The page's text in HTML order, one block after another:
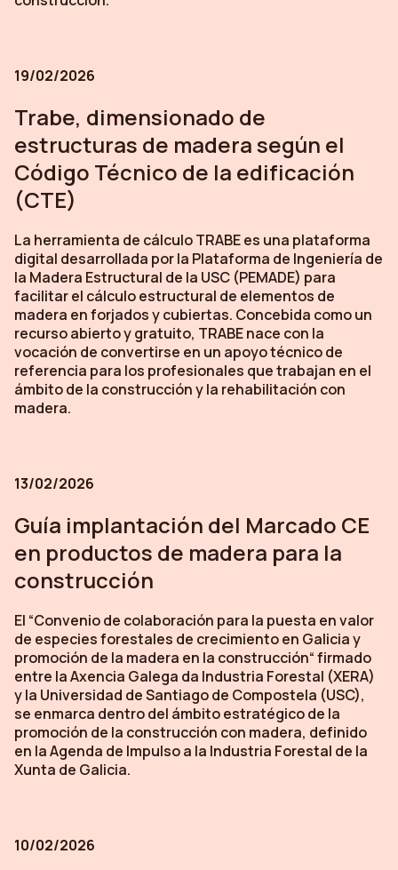
19/02/2026
Trabe, dimensionado de
estructuras de madera según el
Código Técnico de la edificación
(CTE)
La herramienta de cálculo TRABE es una plataforma
digital desarrollada por la Plataforma de Ingeniería de
la Madera Estructural de la USC (PEMADE) para
facilitar el cálculo estructural de elementos de
madera en forjados y cubiertas. Concebida como un
recurso abierto y gratuito, TRABE nace con la
vocación de convertirse en un apoyo técnico de
referencia para los profesionales que trabajan en el
ámbito de la construcción y la rehabilitación con
madera.
13/02/2026
Guía implantación del Marcado CE
en productos de madera para la
construcción
El “Convenio de colaboración para la puesta en valor
de especies forestales de crecimiento en Galicia y
promoción de la madera en la construcción“ firmado
entre la Axencia Galega da Industria Forestal (XERA)
y la Universidad de Santiago de Compostela (USC),
se enmarca dentro del ámbito estratégico de la
promoción de la construcción con madera, definido
en la Agenda de Impulso a la Industria Forestal de la
Xunta de Galicia.
10/02/2026